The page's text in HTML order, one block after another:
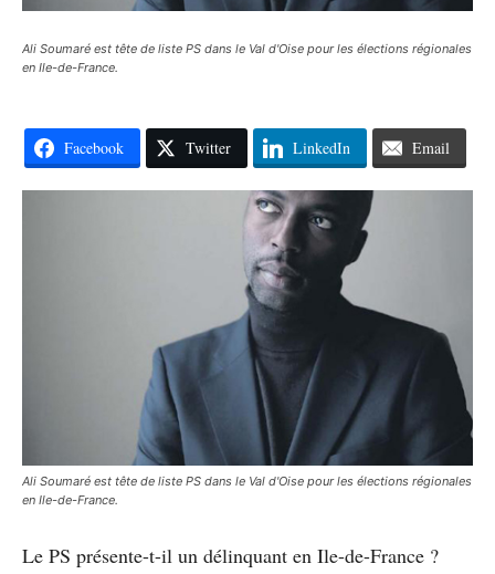
Ali Soumaré est tête de liste PS dans le Val d'Oise pour les élections régionales
en Ile-de-France.
Facebook Twitter LinkedIn Email
Ali Soumaré est tête de liste PS dans le Val d'Oise pour les élections régionales
en Ile-de-France.
Le PS présente-t-il un délinquant en Ile-de-France ?